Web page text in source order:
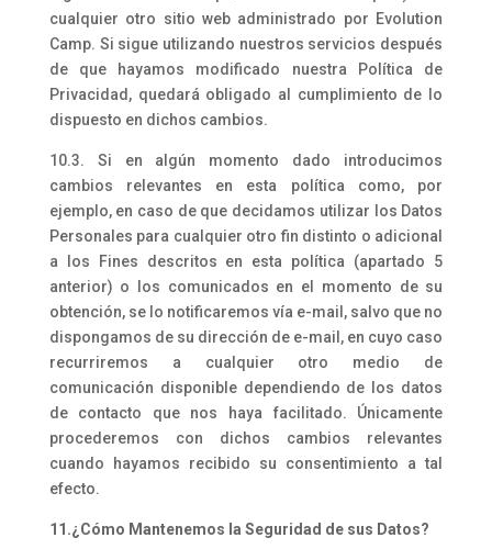
cualquier otro sitio web administrado por Evolution
Camp. Si sigue utilizando nuestros servicios después
de que hayamos modificado nuestra Política de
Privacidad, quedará obligado al cumplimiento de lo
dispuesto en dichos cambios.
10.3. Si en algún momento dado introducimos
cambios relevantes en esta política como, por
ejemplo, en caso de que decidamos utilizar los Datos
Personales para cualquier otro fin distinto o adicional
a los Fines descritos en esta política (apartado 5
anterior) o los comunicados en el momento de su
obtención, se lo notificaremos vía e-mail, salvo que no
dispongamos de su dirección de e-mail, en cuyo caso
recurriremos a cualquier otro medio de
comunicación disponible dependiendo de los datos
de contacto que nos haya facilitado. Únicamente
procederemos con dichos cambios relevantes
cuando hayamos recibido su consentimiento a tal
efecto.
11.¿Cómo Mantenemos la Seguridad de sus Datos?